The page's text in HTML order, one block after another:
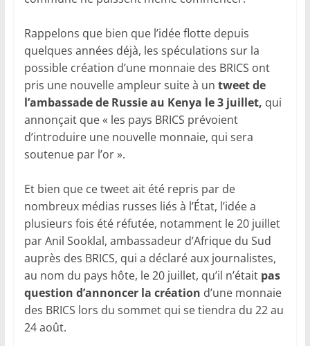
Rappelons que bien que l’idée flotte depuis
quelques années déjà, les spéculations sur la
possible création d’une monnaie des BRICS ont
pris une nouvelle ampleur suite à un tweet de
l’ambassade de Russie au Kenya le 3 juillet, qui
annonçait que « les pays BRICS prévoient
d’introduire une nouvelle monnaie, qui sera
soutenue par l’or ».
Et bien que ce tweet ait été repris par de
nombreux médias russes liés à l’État, l’idée a
plusieurs fois été réfutée, notamment le 20 juillet
par Anil Sooklal, ambassadeur d’Afrique du Sud
auprès des BRICS, qui a déclaré aux journalistes,
au nom du pays hôte, le 20 juillet, qu’il n’étaitpas
question d’annoncer la création d’une monnaie
des BRICS lors du sommet qui se tiendra du 22 au
24 août.